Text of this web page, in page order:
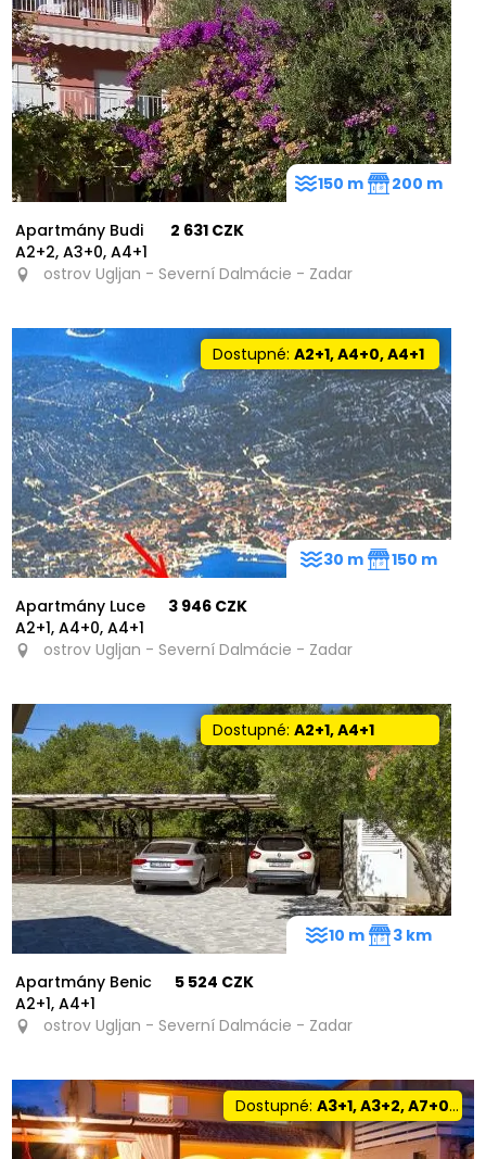
Apartmány Budi
A2+2, A3+0, A4+1
2 631 CZK
ostrov Ugljan - Severní Dalmácie - Zadar
150 m 200 m
Dostupné: A2+1, A4+0, A4+1
Apartmány Luce
A2+1, A4+0, A4+1
3 946 CZK
ostrov Ugljan - Severní Dalmácie - Zadar
30 m 150 m
Dostupné: A2+1, A4+1
Apartmány Benic
A2+1, A4+1
5 524 CZK
ostrov Ugljan - Severní Dalmácie - Zadar
10 m 3 km
Dostupné:A3+1, A3+2, A7+0, A7+1